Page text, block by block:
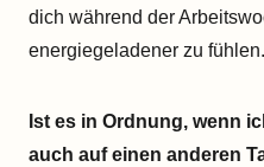
dich während der
energiegeladener zu fühlen.
Ist es in Ordnung, wenn
auch auf einen anderen